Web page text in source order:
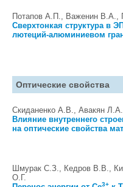
Потапов А.П., Важенин В.А.,
Cверхтонкая структура в
лютеций-алюминиевом
Оптические свойства
Скиданенко А.В., Авакян
Влияние внутреннего
на оптические свойства
Шмурак С.З., Кедров В.В.,
О.Г.
3+